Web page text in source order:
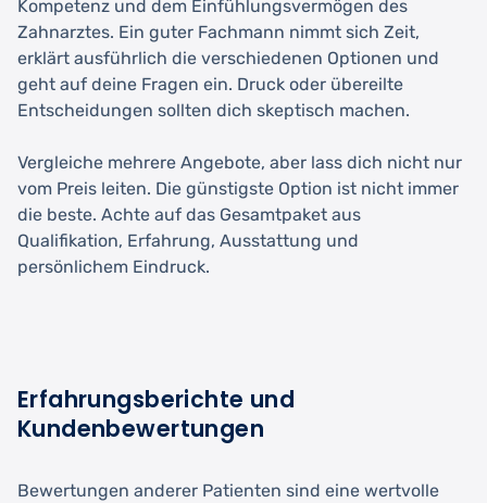
Kompetenz und dem Einfühlungsvermögen des
Zahnarztes. Ein guter Fachmann nimmt sich Zeit,
erklärt ausführlich die verschiedenen Optionen und
geht auf deine Fragen ein. Druck oder übereilte
Entscheidungen sollten dich skeptisch machen.
Vergleiche mehrere Angebote, aber lass dich nicht nur
vom Preis leiten. Die günstigste Option ist nicht immer
die beste. Achte auf das Gesamtpaket aus
Qualifikation, Erfahrung, Ausstattung und
persönlichem Eindruck.
Erfahrungsberichte und
Kundenbewertungen
Bewertungen anderer Patienten sind eine wertvolle